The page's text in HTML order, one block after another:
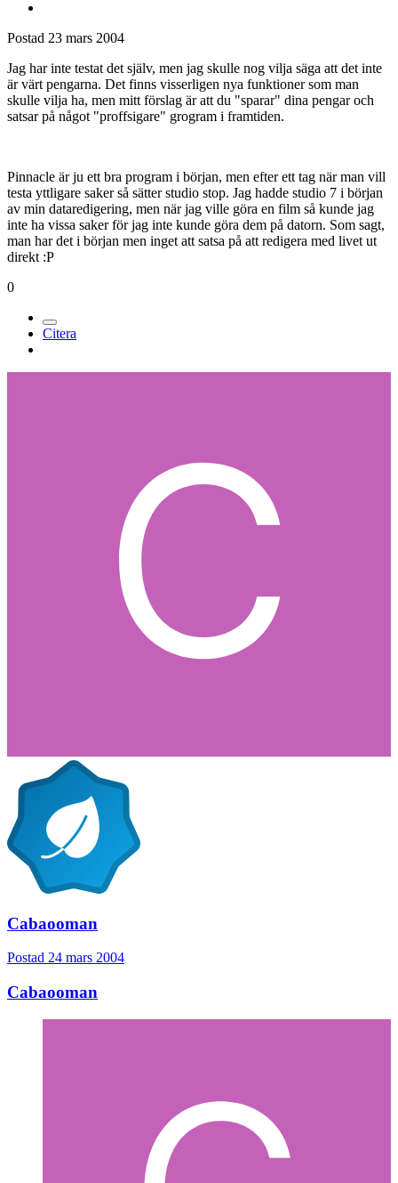
Postad 23 mars 2004
Jag har inte testat det själv, men jag skulle nog vilja säga att det inte
är värt pengarna. Det finns visserligen nya funktioner som man
skulle vilja ha, men mitt förslag är att du "sparar" dina pengar och
satsar på något "proffsigare" grogram i framtiden.
Pinnacle är ju ett bra program i början, men efter ett tag när man vill
testa yttligare saker så sätter studio stop. Jag hadde studio 7 i början
av min dataredigering, men när jag ville göra en film så kunde jag
inte ha vissa saker för jag inte kunde göra dem på datorn. Som sagt,
man har det i början men inget att satsa på att redigera med livet ut
direkt :P
0
Citera
Cabaooman
Postad 24 mars 2004
Cabaooman